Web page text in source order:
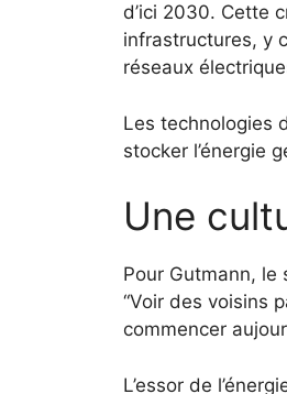
d’ici 2030. Cette
infrastructures, y
réseaux
Les technologies
stocker l’énergie
Une
Pour Gutmann,
“Voir des voisins
commencer
L’essor de